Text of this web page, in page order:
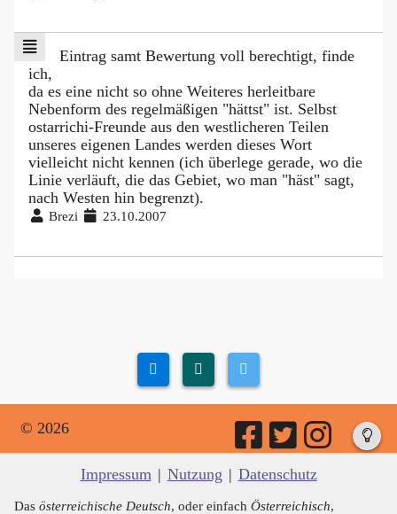
Eintrag samt Bewertung voll berechtigt, finde
ich,
da es eine nicht so ohne Weiteres herleitbare
Nebenform des regelmäßigen "hättst" ist. Selbst
ostarrichi-Freunde aus den westlicheren Teilen
unseres eigenen Landes werden dieses Wort
vielleicht nicht kennen (ich überlege gerade, wo die
Linie verläuft, die das Gebiet, wo man "häst" sagt,
nach Westen hin begrenzt).
Brezi 23.10.2007
© 2026
Impressum | Nutzung | Datenschutz
Das österreichische Deutsch, oder einfach Österreichisch,